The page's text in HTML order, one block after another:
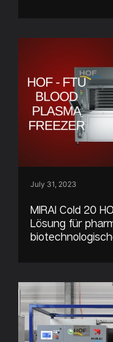
July 31, 2023
MIRAI Cold 20
Lösung für